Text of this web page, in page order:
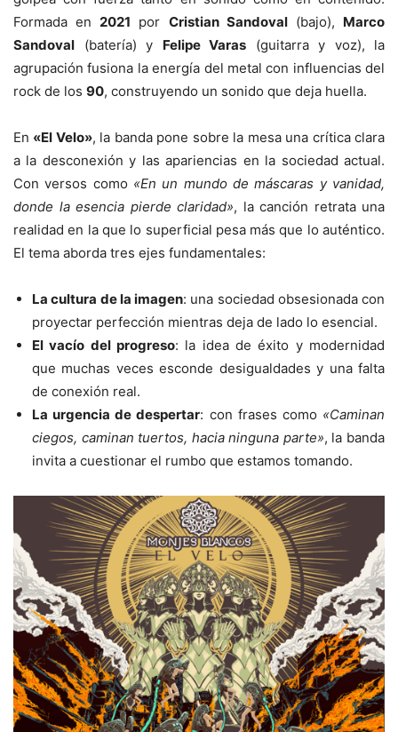
Formada en2021 por Cristian Sandoval(bajo), Marco
Sandoval (batería) y Felipe Varas (guitarra y voz), la
agrupación fusiona la energía del metal con influencias del
rock de los 90, construyendo un sonido que deja huella.
En «El Velo», la banda pone sobre la mesa una crítica clara
a la desconexión y las apariencias en la sociedad actual.
Con versos como «En un mundo de máscaras y vanidad,
donde la esencia pierde claridad», la canción retrata una
realidad en la que lo superficial pesa más que lo auténtico.
El tema aborda tres ejes fundamentales:
La cultura de la imagen: una sociedad obsesionada con
proyectar perfección mientras deja de lado lo esencial.
El vacío del progreso: la idea de éxito y modernidad
que muchas veces esconde desigualdades y una falta
de conexión real.
La urgencia de despertar: con frases como «Caminan
ciegos, caminan tuertos, hacia ninguna parte», la banda
invita a cuestionar el rumbo que estamos tomando.